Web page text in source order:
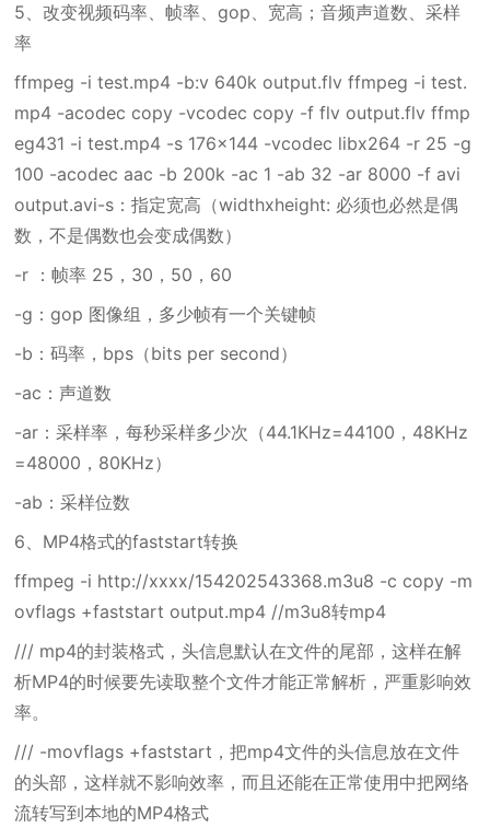
5、改变视频码率、帧率、gop、宽高；音频声道数、采样
率
ffmpeg -i test.mp4 -b:v 640k output.flv ffmpeg -i test.
mp4 -acodec copy -vcodec copy -f flv output.flv ffmp
eg431 -i test.mp4 -s 176x144 -vcodec libx264 -r 25 -g
100 -acodec aac -b 200k -ac 1 -ab 32 -ar 8000 -f avi
output.avi-s：指定宽高（widthxheight: 必须也必然是偶
数，不是偶数也会变成偶数）
-r ：帧率 25，30，50，60
-g：gop 图像组，多少帧有一个关键帧
-b：码率，bps（bits per second）
-ac：声道数
-ar：采样率，每秒采样多少次（44.1KHz=44100，48KHz
=48000，80KHz）
-ab：采样位数
6、MP4格式的faststart转换
ffmpeg -i http://xxxx/154202543368.m3u8 -c copy -m
ovflags +faststart output.mp4 //m3u8转mp4
/// mp4的封装格式，头信息默认在文件的尾部，这样在解
析MP4的时候要先读取整个文件才能正常解析，严重影响效
率。
/// -movflags +faststart，把mp4文件的头信息放在文件
的头部，这样就不影响效率，而且还能在正常使用中把网络
流转写到本地的MP4格式